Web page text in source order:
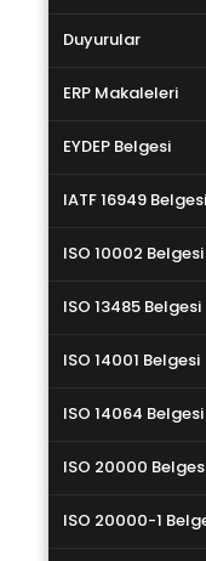
Duyurular
ERP Makaleleri
EYDEP Belgesi
IATF 16949 Belgesi
ISO 10002 Belgesi
ISO 13485 Belgesi
ISO 14001 Belgesi
ISO 14064 Belgesi
ISO 20000
ISO 20000-1